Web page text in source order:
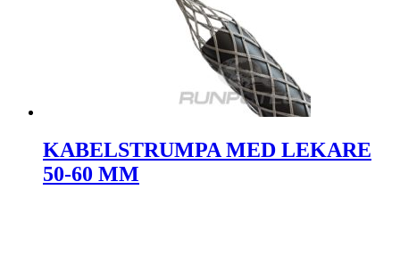
KABELSTRUMPA MED LEKARE
50-60 MM